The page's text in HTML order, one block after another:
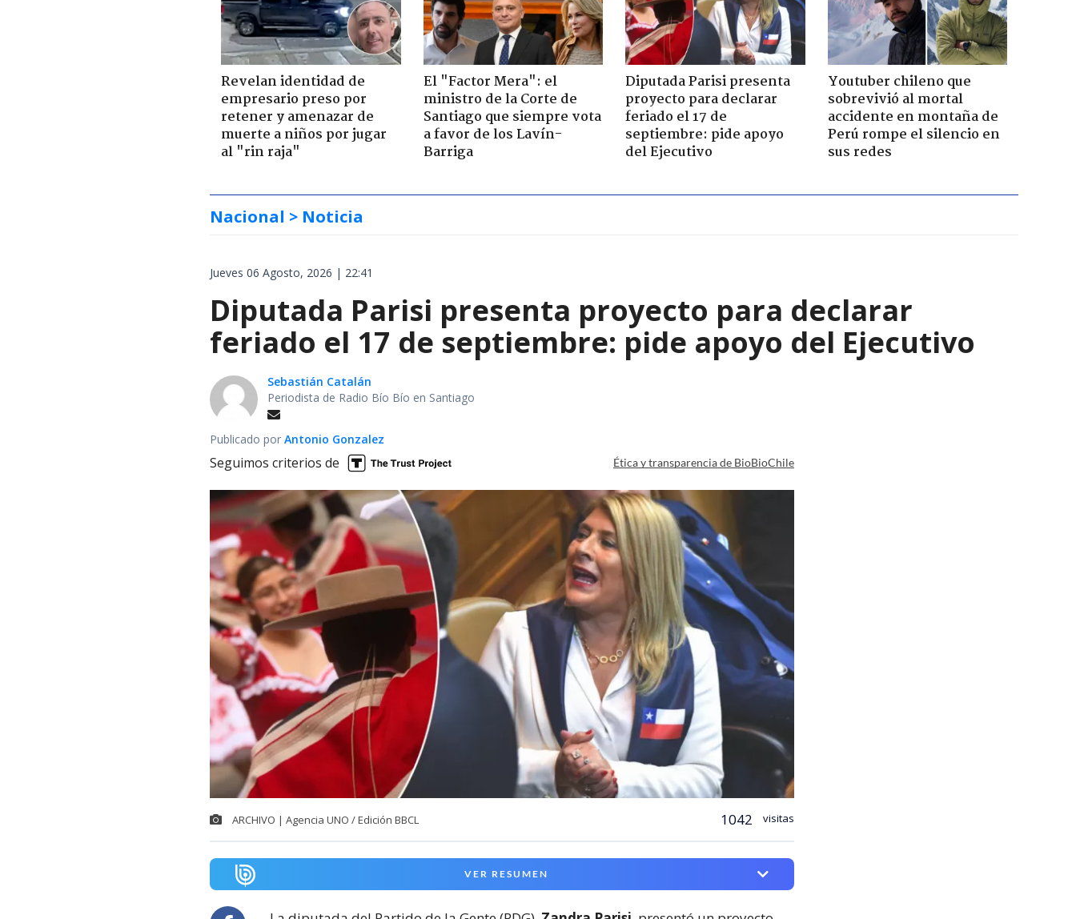
Revelan identidad de
empresario preso por
retener y amenazar de
muerte a niños por jugar
al "rin raja"
El "Factor Mera": el
ministro de la Corte de
Santiago que siempre vota
a favor de los Lavín-
Barriga
Diputada Parisi presenta
proyecto para declarar
feriado el 17 de
septiembre: pide apoyo
del Ejecutivo
Youtuber chileno que
sobrevivió al mortal
accidente en montaña de
Perú rompe el silencio en
sus redes
Nacional > Noticia
Jueves 06 Agosto, 2026 | 22:41
Diputada Parisi presenta proyecto para declarar
feriado el 17 de septiembre: pide apoyo del Ejecutivo
Sebastián Catalán
Periodista de Radio Bío Bío en Santiago
Publicado por Antonio Gonzalez
Seguimos criterios de Ética y transparencia de BioBioChile
ARCHIVO | Agencia UNO / Edición BBCL 1042 visitas
VER RESUMEN